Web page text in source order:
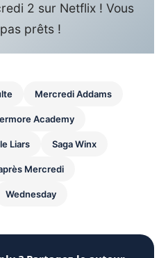
2 sur Netflix ! Vous
pas prêts !
Mercredi Addams
Academy
Liars Saga Winx
Mercredi
Wednesday